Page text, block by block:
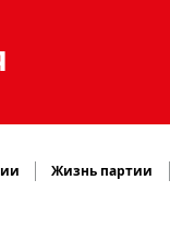
Жизнь партии